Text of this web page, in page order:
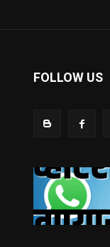
FOLLOW US